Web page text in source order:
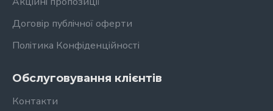
Договір публічної оферти
Політика Конфіденційності
Обслуговування клієнтів
Контакти